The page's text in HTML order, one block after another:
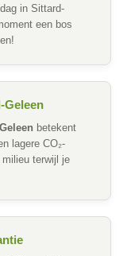
in Sittard-
een bos
Geleen
betekent
lagere CO₂-
terwijl je